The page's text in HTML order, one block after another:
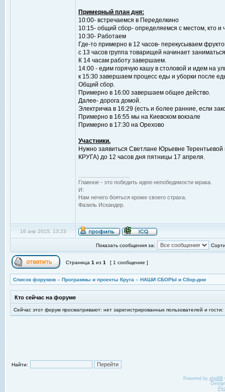
Примерный план дня:
10:00- встречаемся в Переделкино
10:15- общий сбор- определяемся с местом, кто и
10:30- Работаем
Где-то примерно в 12 часов- перекусываем
с 13 часов группа товарищей начинает
К 14 часам работу завершаем.
14:00 - едим горячую кашу в столовой и идем на
к 15:30 завершаем процесс еды и уборки после
Общий сбор.
Примерно в 16:00 завершаем общее действо.
Далее- дорога домой.
Электричка в 16:29 (есть и более ранние, если
Примерно в 16:55 мы на Киевском вокзале
Примерно в 17:30 на Орехово
Участники.
Нужно заявиться Светлане Юрьевне
КРУГА) до 12 часов дня пятницы 17 апреля.
Главное - это победить идею непобедимости мрака.
И:
Нам нечего бояться кроме своего страха.
Фазиль Искандер.
16 апр 2015, 13:23
Показать сообщения за:
Страница 1 из 1 [ 1 сообщение ]
Список форумов » Программы и проекты Круга » НАШИ СБОРЫ и Сбор-дни
Кто сейчас на форуме
Сейчас этот форум просматривают: нет зарегистрированных пользователей и гости:
Найти:
Powered by phpBB